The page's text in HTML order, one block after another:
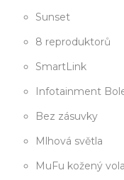
Sunset
8 reproduktorů
SmartLink
Infotainment
Bez zásuvky
Mlhová světla
MuFu kožený